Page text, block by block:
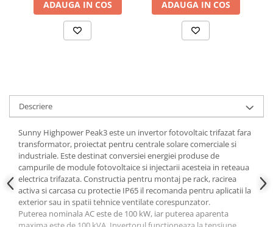
Cabluri Electrice
Cabluri aluminiu coaxial
bransament
Cabluri aluminiu nearmat
Cabluri aluminiu tip Enel
Cabluri aluminiu torsadat/aerian
Cabluri energie joasa tensiune -
cupru
Cabluri cupru armat
ADAUGA IN COS ADAUGA IN COS
Descriere
Sunny Highpower Peak3 este un invertor fotovoltaic trifazat fara
transformator, proiectat pentru centrale solare comerciale si
industriale. Este destinat conversiei energiei produse de
campurile de module fotovoltaice si injectarii acesteia in reteaua
electrica trifazata. Constructia pentru montaj pe rack, racirea
activa si carcasa cu protectie IP65 il recomanda pentru aplicatii la
exterior sau in spatii tehnice ventilate corespunzator.
Puterea nominala AC este de 100 kW, iar puterea aparenta